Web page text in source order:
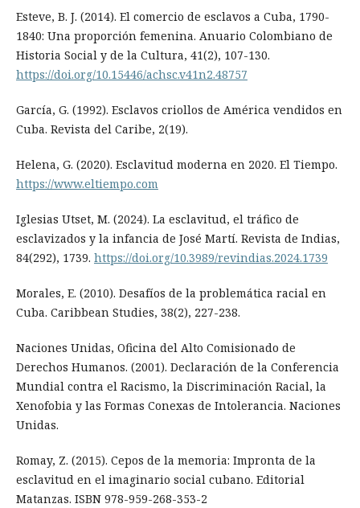
Esteve, B. J. (2014). El comercio de esclavos a Cuba, 1790-
1840: Una proporción femenina. Anuario Colombiano de
Historia Social y de la Cultura, 41(2), 107-130.
https://doi.org/10.15446/achsc.v41n2.48757
García, G. (1992). Esclavos criollos de América vendidos en
Cuba. Revista del Caribe, 2(19).
Helena, G. (2020). Esclavitud moderna en 2020. El Tiempo.
https://www.eltiempo.com
Iglesias Utset, M. (2024). La esclavitud, el tráfico de
esclavizados y la infancia de José Martí. Revista de Indias,
84(292), 1739. https://doi.org/10.3989/revindias.2024.1739
Morales, E. (2010). Desafíos de la problemática racial en
Cuba. Caribbean Studies, 38(2), 227-238.
Naciones Unidas, Oficina del Alto Comisionado de
Derechos Humanos. (2001). Declaración de la Conferencia
Mundial contra el Racismo, la Discriminación Racial, la
Xenofobia y las Formas Conexas de Intolerancia. Naciones
Unidas.
Romay, Z. (2015). Cepos de la memoria: Impronta de la
esclavitud en el imaginario social cubano. Editorial
Matanzas. ISBN 978-959-268-353-2